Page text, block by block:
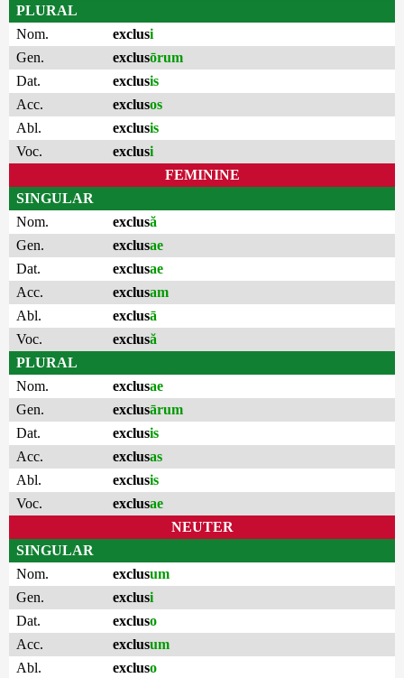
PLURAL
Nom.
exclusi
Gen.
exclusōrum
Dat.
exclusis
Acc.
exclusos
Abl.
exclusis
Voc.
exclusi
FEMININE
SINGULAR
Nom.
exclusă
Gen.
exclusae
Dat.
exclusae
Acc.
exclusam
Abl.
exclusā
Voc.
exclusă
PLURAL
Nom.
exclusae
Gen.
exclusārum
Dat.
exclusis
Acc.
exclusas
Abl.
exclusis
Voc.
exclusae
NEUTER
SINGULAR
Nom.
exclusum
Gen.
exclusi
Dat.
excluso
Acc.
exclusum
Abl.
excluso